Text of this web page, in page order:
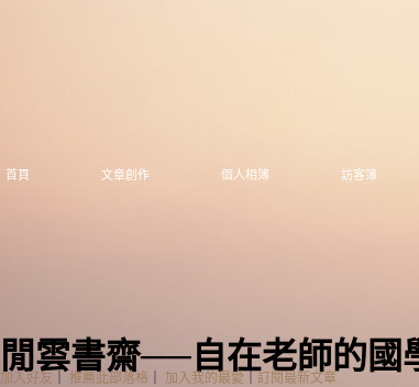
閒雲書齋──自在老師的國
首頁 文章創作 個人相簿 訪客簿
加入好友 推薦此部落格 加入我的最愛 訂閱最新文章